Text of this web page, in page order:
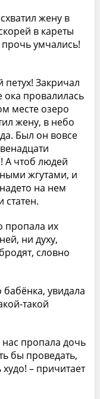
жену в
в кареты
прочь умчались!
Закричал
ока провалилась
месте озеро
жену, в небо
Был он вовсе
А чтоб людей
жгутами, и
на нем
статен.
пропала их
ни духу,
словно
бабёнка, увидала
такой
нас пропала дочь
бы проведать,
– причитает